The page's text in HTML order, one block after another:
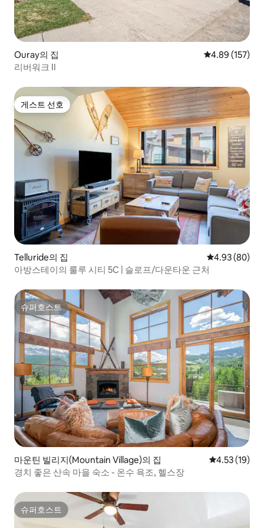
Ouray의 집 평점 4.89점(5
4.89 (157)
리버워크 II
게스트 선호
게스트 선호
Telluride의 집 평점 4.93점(5
4.93 (80)
아방스테이의 룰루 시티 5C | 슬로프/다운타운 근처
슈퍼호스트
슈퍼호스트
마운틴 빌리지(Mountain Village)의 집 평점 4.53점
4.53 (19)
경치 좋은 산속 마을 숙소 - 온수 욕조, 헬스장
슈퍼호스트
슈퍼호스트